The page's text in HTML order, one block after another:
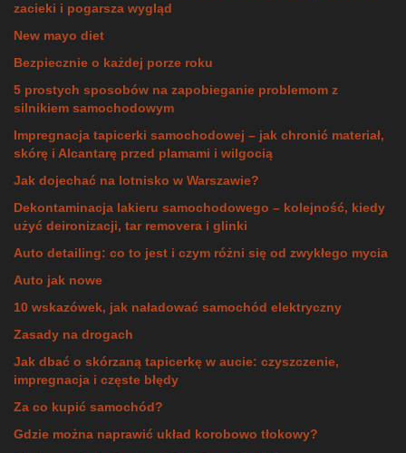
zacieki i pogarsza wygląd
New mayo diet
Bezpiecznie o każdej porze roku
5 prostych sposobów na zapobieganie problemom z
silnikiem samochodowym
Impregnacja tapicerki samochodowej – jak chronić materiał,
skórę i Alcantarę przed plamami i wilgocią
Jak dojechać na lotnisko w Warszawie?
Dekontaminacja lakieru samochodowego – kolejność, kiedy
użyć deironizacji, tar removera i glinki
Auto detailing: co to jest i czym różni się od zwykłego mycia
Auto jak nowe
10 wskazówek, jak naładować samochód elektryczny
Zasady na drogach
Jak dbać o skórzaną tapicerkę w aucie: czyszczenie,
impregnacja i częste błędy
Za co kupić samochód?
Gdzie można naprawić układ korobowo tłokowy?